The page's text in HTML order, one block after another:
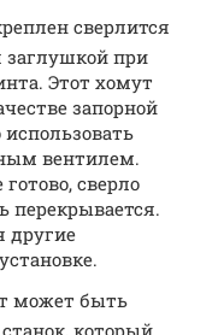
сверлится
заглушкой при
Этот хомут
запорной
вентилем.
сверло
перекрывается.
другие
может быть
который